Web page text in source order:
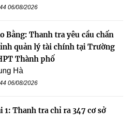
06/08/2026
Bằng: Thanh tra yêu cầu chấn
quản lý tài chính tại Trường
Thành phố
Hà
06/08/2026
1: Thanh tra chỉ ra 347 cơ sở